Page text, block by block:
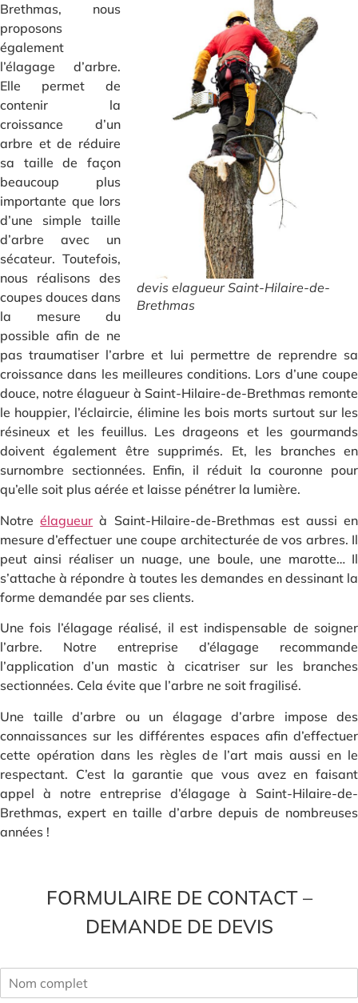
devis elagueur Saint-Hilaire-de-
Brethmas
Brethmas, nous
proposons
également
l’élagage d’arbre.
Elle permet de
contenir la
croissance d’un
arbre et de réduire
sa taille de façon
beaucoup plus
importante que lors
d’une simple taille
d’arbre avec un
sécateur. Toutefois,
nous réalisons des
coupes douces dans
la mesure du
possible afin de ne
pas traumatiser l’arbre et lui permettre de reprendre sa
croissance dans les meilleures conditions. Lors d’une coupe
douce, notre élagueur à Saint-Hilaire-de-Brethmas remonte
le houppier, l’éclaircie, élimine les bois morts surtout sur les
résineux et les feuillus. Les drageons et les gourmands
doivent également être supprimés. Et, les branches en
surnombre sectionnées. Enfin, il réduit la couronne pour
qu’elle soit plus aérée et laisse pénétrer la lumière.
Notreélagueur à Saint-Hilaire-de-Brethmas est aussi en
mesure d’effectuer une coupe architecturée de vos arbres. Il
peut ainsi réaliser un nuage, une boule, une marotte… Il
s’attache à répondre à toutes les demandes en dessinant la
forme demandée par ses clients.
Une fois l’élagage réalisé, il est indispensable de soigner
l’arbre. Notre entreprise d’élagage recommande
l’application d’un mastic à cicatriser sur les branches
sectionnées. Cela évite que l’arbre ne soit fragilisé.
Une taille d’arbre ou un élagage d’arbre impose des
connaissances sur les différentes espaces afin d’effectuer
cette opération dans les règles de l’art mais aussi en le
respectant. C’est la garantie que vous avez en faisant
appel à notre entreprise d’élagage à Saint-Hilaire-de-
Brethmas, expert en taille d’arbre depuis de nombreuses
années !
FORMULAIRE DE CONTACT –
DEMANDE DE DEVIS